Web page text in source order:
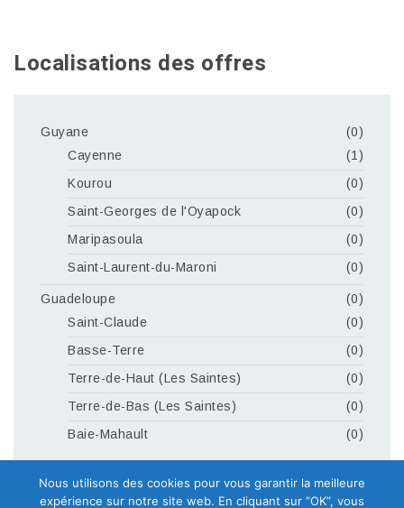
Localisations des offres
Guyane
(0)
Cayenne
(1)
Kourou
(0)
Saint-Georges de l'Oyapock
(0)
Maripasoula
(0)
Saint-Laurent-du-Maroni
(0)
Guadeloupe
(0)
Saint-Claude
(0)
Basse-Terre
(0)
Terre-de-Haut (Les Saintes)
(0)
Terre-de-Bas (Les Saintes)
(0)
Baie-Mahault
(0)
Nous utilisons des cookies pour vous garantir la meilleure
expérience sur notre site web. En cliquant sur ”OK”, vous